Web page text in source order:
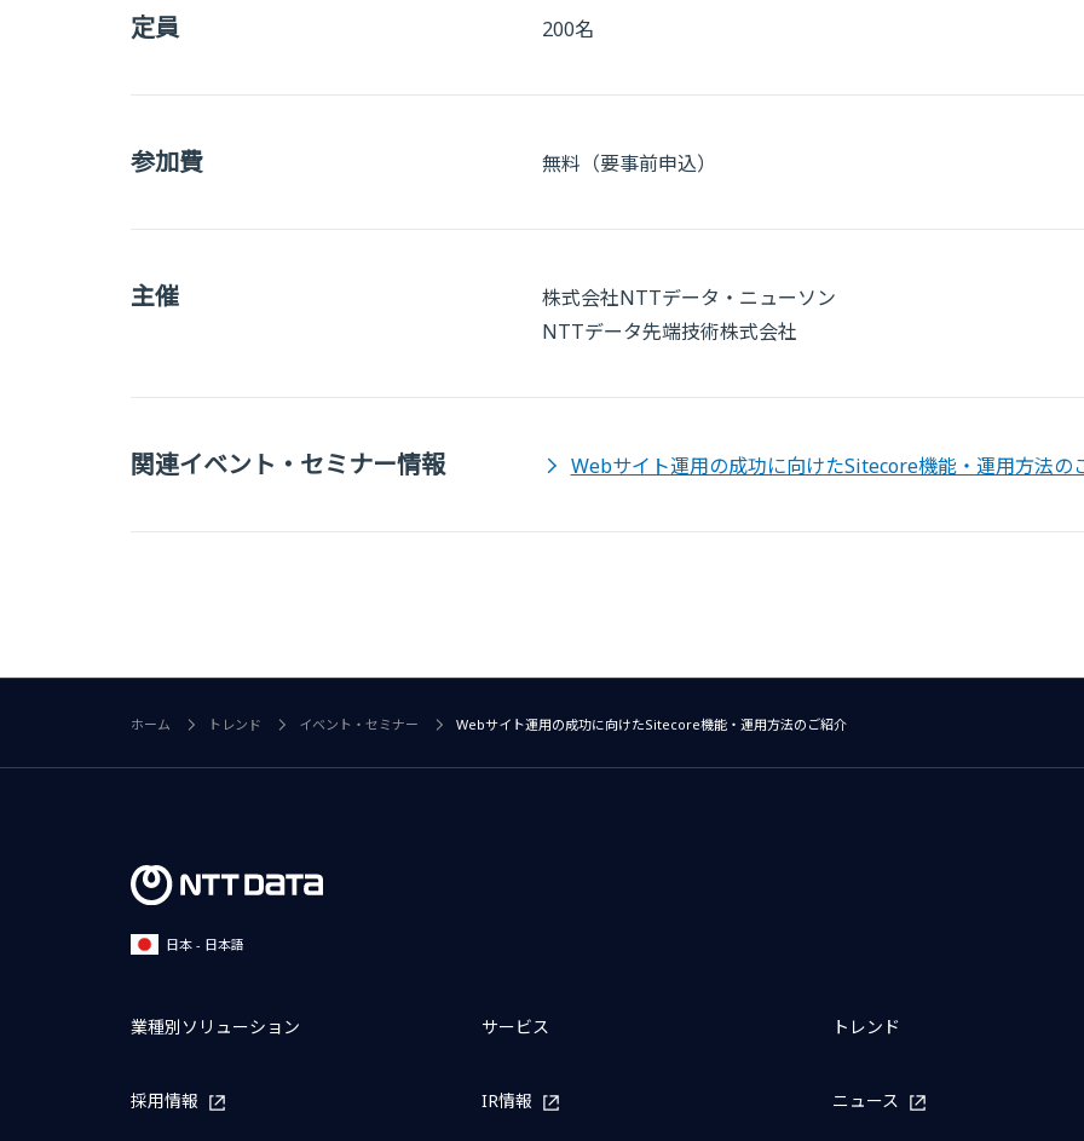
定員 200名
参加費 無料（要事前申込）
主催
株式会社NTTデータ・ニューソン
NTTデータ先端技術株式会社
関連イベント・セミナー情報 Webサイト運用の成功に向けたSitecore機能・運用方法の
ホーム トレンド イベント・セミナー Webサイト運用の成功に向けたSitecore機能・運用方法のご紹介
日本 - 日本語
業種別ソリューション サービス トレンド
採用情報 IR情報 ニュース